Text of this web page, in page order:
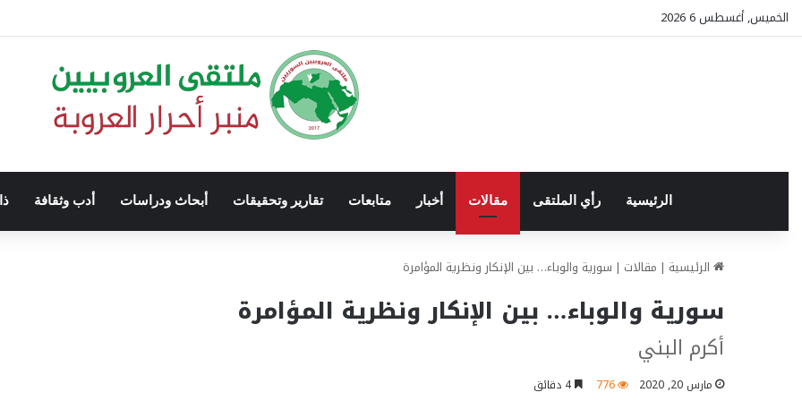
الخميس, أغسطس 6 2026
الرئيسية رأي الملتقى مقالات أخبار متابعات تقارير وتحقيقات أبحاث ودراسات أدب وثقافة
الرئيسية | مقالات | سورية والوباء… بين الإنكار ونظرية المؤامرة
سورية والوباء… بين الإنكار ونظرية المؤامرة
أكرم البني
مارس 20, 2020 776